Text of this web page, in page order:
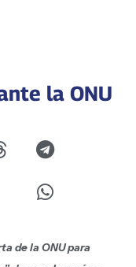
la ONU
de la ONU para